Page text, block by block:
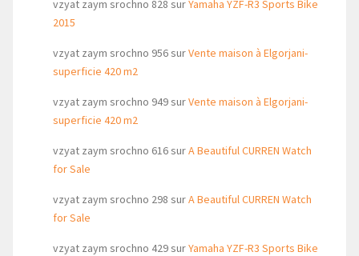
vzyat zaym srochno 828 surYamaha YZF-R3 Sports Bike
2015
vzyat zaym srochno 956surVente maison à Elgorjani-
superficie 420 m2
vzyat zaym srochno 949surVente maison à Elgorjani-
superficie 420 m2
vzyat zaym srochno 616surA Beautiful CURREN Watch
for Sale
vzyat zaym srochno 298 surA Beautiful CURREN Watch
for Sale
vzyat zaym srochno 429surYamaha YZF-R3 Sports Bike